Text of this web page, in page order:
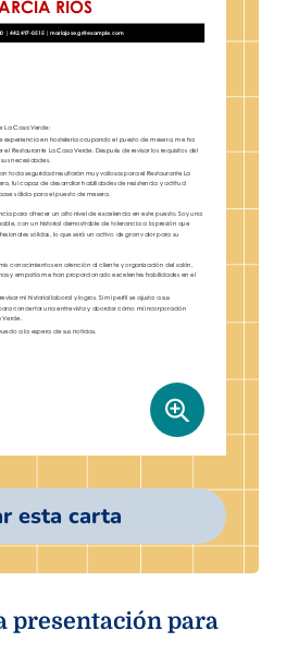
esta carta
presentación para